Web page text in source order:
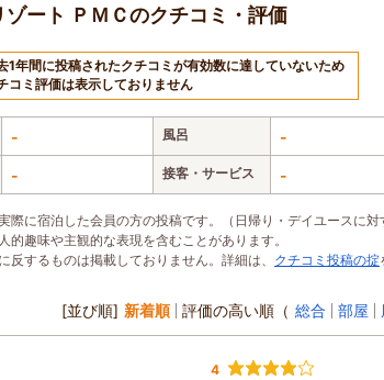
ゾート ＰＭＣのクチコミ・評価
1年間に投稿されたクチコミが有効数に達していないため
コミ評価は表示しておりません
- 風呂 -
- 接客・サービス -
際に宿泊した会員の方の投稿です。（日帰り・デイユースに対
的趣味や主観的な表現を含むことがあります。
反するものは掲載しておりません。詳細は、 クチコミ投稿の掟
[並び順] 新着順 評価の高い順 （ 総合 部屋
4